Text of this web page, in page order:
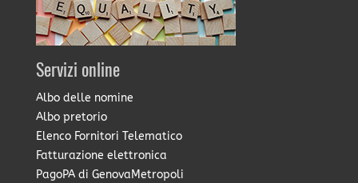
Servizi online
Albo delle nomine
Albo pretorio
Elenco Fornitori Telematico
Fatturazione elettronica
PagoPA di GenovaMetropoli